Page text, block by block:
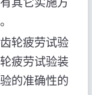
轮疲劳试验
疲劳试验装
的准确性的